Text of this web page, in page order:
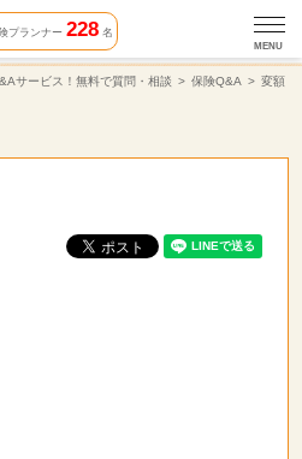
プランナー 228名
MENU
サービス！無料で質問・相談 保険Q&A
変額